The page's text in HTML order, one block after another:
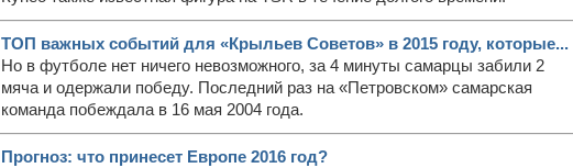
ТОП важных событий для «Крыльев Советов» в 2015 году, которые...
Но в футболе нет ничего невозможного, за 4 минуты самарцы забили 2
мяча и одержали победу. Последний раз на «Петровском» самарская
команда побеждала в 16 мая 2004 года.
Прогноз: что принесет Европе 2016 год?